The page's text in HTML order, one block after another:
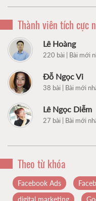
Thành viên tích cực
Lê Hoàng
220 bài | Bài mới
Đỗ Ngọc Vi
38 bài | Bài mới
Lê Ngọc Diễm
27 bài | Bài mới
Theo từ khóa
Facebook Ads